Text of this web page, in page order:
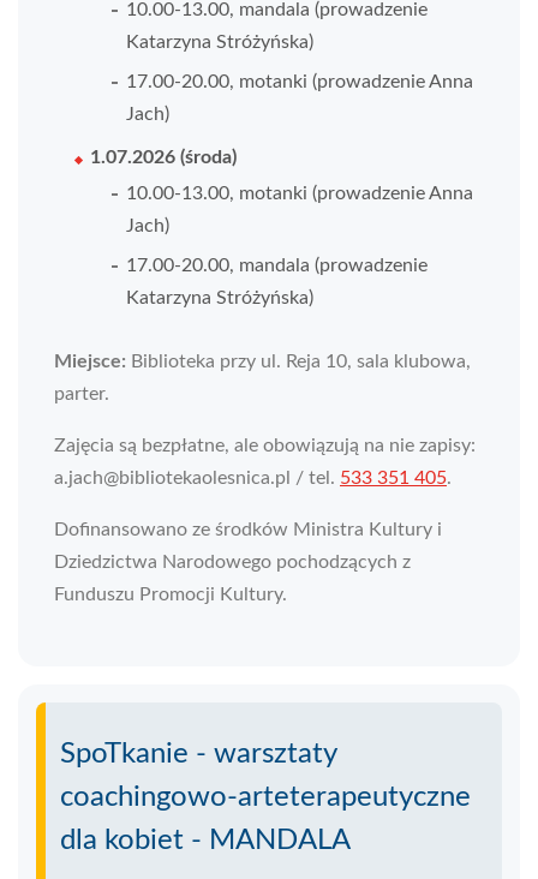
10.00-13.00, mandala (prowadzenie
Katarzyna Stróżyńska)
17.00-20.00, motanki (prowadzenie Anna
Jach)
1.07.2026 (środa)
10.00-13.00, motanki (prowadzenie Anna
Jach)
17.00-20.00, mandala (prowadzenie
Katarzyna Stróżyńska)
Miejsce: Biblioteka przy ul. Reja 10, sala klubowa,
parter.
Zajęcia są bezpłatne, ale obowiązują na nie zapisy:
a.jach@bibliotekaolesnica.pl / tel. 533 351 405.
Dofinansowano ze środków Ministra Kultury i
Dziedzictwa Narodowego pochodzących z
Funduszu Promocji Kultury.
SpoTkanie - warsztaty
coachingowo-arteterapeutyczne
dla kobiet - MANDALA